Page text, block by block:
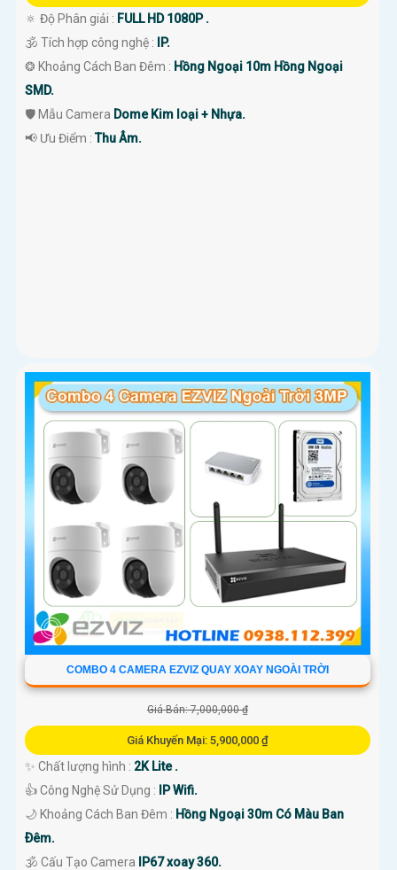
🔅 Độ Phân giải : FULL HD 1080P .
🕉️ Tích hợp công nghệ :
IP.
❂ Khoảng Cách Ban Đêm : Hồng Ngoại 10m Hồng Ngoại
SMD.
🛡 Mẫu Camera Dome Kim loại + Nhựa.
️📢 Ưu Điểm :Thu Âm.
COMBO 4 CAMERA EZVIZ QUAY XOAY NGOÀI TRỜI
Giá Bán: 7,000,000 ₫
Giá Khuyến Mại: 5,900,000 ₫
✨ Chất lượng hình : 2K Lite .
👍 Công Nghệ Sử Dụng : IP Wifi.
🌙 Khoảng Cách Ban Đêm : Hồng Ngoại 30m Có Màu Ban
Ðêm.
🕉️ Cấu Tạo Camera IP67 xoay 360.